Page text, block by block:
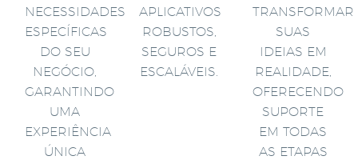
NECESSIDADES
ESPECÍFICAS
DO SEU
NEGÓCIO,
GARANTINDO
UMA
EXPERIÊNCIA
ÚNICA
APLICATIVOS
ROBUSTOS,
SEGUROS E
ESCALÁVEIS.
TRANSFORMAR
SUAS
IDEIAS EM
REALIDADE,
OFERECENDO
SUPORTE
EM TODAS
AS ETAPAS